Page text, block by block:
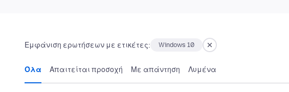
Εμφάνιση ερωτήσεων με ετικέτες: Windows 10
Όλα Απαιτείται προσοχή Με απάντηση Λυμένα